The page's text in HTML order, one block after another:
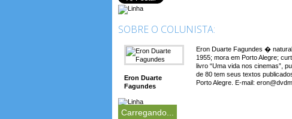
SOBRE O COLUNISTA:
Eron Duarte
Fagundes
Eron Duarte Fagundes �
1955; mora em Porto Alegre;
livro “Uma vida nos cinemas”,
de 80 tem seus textos
Porto Alegre. E-mail:
Carregando...